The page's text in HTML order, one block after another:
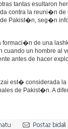
tantas esultaron
contra la reuni�n de
Pakist�n, seg�n
de una
un hombre al
antes de hacer
est� considerada
de Pakist�n. A